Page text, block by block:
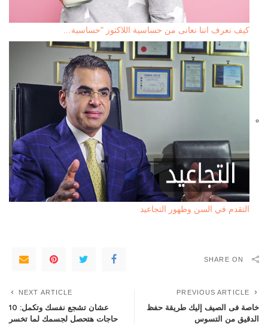
كيف نعرف اننا نعانى من حساسية اللاكتوز "حساسية…
التقدم في السن وظهور التجاعيد
SHARE ON
PREVIOUS ARTICLE
خاصة فى الصيف إليك طريقة حفظ
الدقيق من التسوس
NEXT ARTICLE
عشان تشجع نفسك وتكمل: 10
حاجات هتحصل لجسمك لما تخسر